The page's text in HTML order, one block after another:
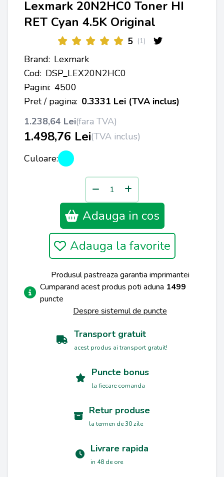
Lexmark 20N2HC0 Toner HI
RET Cyan 4.5K Original
5 (1)
Brand: Lexmark
Cod: DSP_LEX20N2HC0
Pagini: 4500
Pret / pagina: 0.3331 Lei (TVA inclus)
1.238,64 Lei(fara TVA)
1.498,76 Lei(TVA inclus)
Culoare:
Adauga in cos
Adauga la favorite
Produsul pastreaza garantia imprimantei
Cumparand acest produs poti aduna 1499
puncte
Despre sistemul de puncte
Transport gratuit
acest produs ai transport gratuit!
Puncte bonus
la fiecare comanda
Retur produse
la termen de 30 zile
Livrare rapida
in 48 de ore